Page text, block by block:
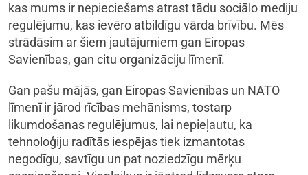
kas mums ir nepieciešams atrast tādu sociālo mediju
regulējumu, kas ievēro atbildīgu vārda brīvību. Mēs
strādāsim ar šiem jautājumiem gan Eiropas
Savienības, gan citu organizāciju līmenī.
Gan pašu mājās, gan Eiropas Savienības un NATO
līmenī ir jārod rīcības mehānisms, tostarp
likumdošanas regulējumus, lai nepieļautu, ka
tehnoloģiju radītās iespējas tiek izmantotas
negodīgu, savtīgu un pat noziedzīgu mērķu